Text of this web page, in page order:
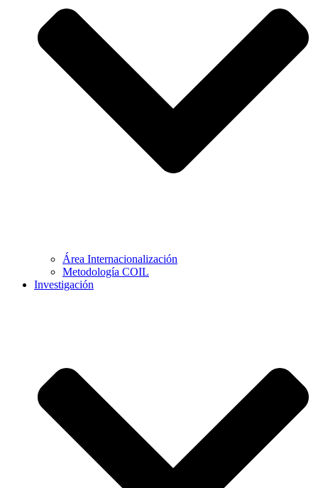
Área Internacionalización
Metodología COIL
Investigación